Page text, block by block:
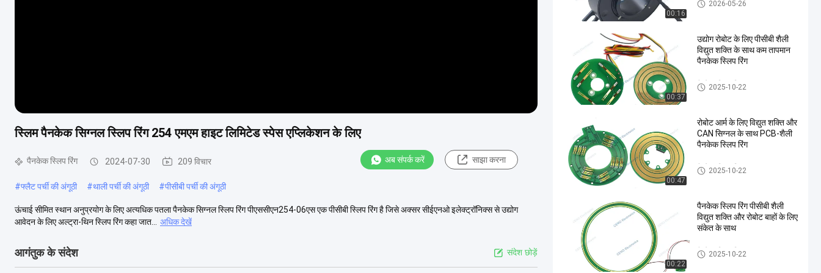
स्लिम पैनकेक सिग्नल स्लिप रिंग 254 एमएम हाइट लिमिटेड स्पेस एप्लिकेशन के लिए
पैनकेक स्लिप रिंग 2024-07-30 209 विचार अब संपर्क करें साझा करना
#फ्लैट पर्ची की अंगूठी #थाली पर्ची की अंगूठी #पीसीबी पर्ची की अंगूठी
ऊंचाई सीमित स्थान अनुप्रयोग के लिए अत्यधिक पतला पैनकेक सिग्नल स्लिप रिंग पीएससीएन254-06एस एक पीसीबी स्लिप रिंग है जिसे अक्सर सीईएनओ इलेक्ट्रॉनिक्स से उद्योग
आवेदन के लिए अल्ट्रा-थिन स्लिप रिंग कहा जात...
अधिक देखें
आगंतुक के संदेश संदेश छोड़ें
00:16
2026-05-26
00:37
उद्योग रोबोट के लिए पीसीबी शैली
विद्युत शक्ति के साथ कम तापमान
पैनकेक स्लिप रिंग
पैनकेक स्लिप रिंग
2025-10-22
00:47
रोबोट आर्म के लिए विद्युत शक्ति और
CAN सिग्नल के साथ PCB-शैली
पैनकेक स्लिप रिंग
पैनकेक स्लिप रिंग
2025-10-22
00:22
पैनकेक स्लिप रिंग पीसीबी शैली
विद्युत शक्ति और रोबोट बाहों के लिए
संकेत के साथ
पैनकेक स्लिप रिंग
2025-10-22